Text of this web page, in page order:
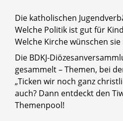
Die katholischen
Welche Politik ist gut für
Welche Kirche wünschen sie
Die BDKJ-
gesammelt – Themen, bei
„Ticken wir noch ganz
auch? Dann entdeckt den
Themenpool!